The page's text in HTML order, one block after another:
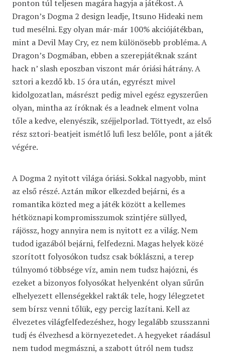
ponton túl teljesen magára hagyja a játékost. A
Dragon’s Dogma 2 design leadje, Itsuno Hideaki nem
tud mesélni. Egy olyan már-már 100% akciójátékban,
mint a Devil May Cry, ez nem különösebb probléma. A
Dragon’s Dogmában, ebben a szerepjátéknak szánt
hack n’ slash eposzban viszont már óriási hátrány. A
sztori a kezdő kb. 15 óra után, egyrészt mivel
kidolgozatlan, másrészt pedig mivel egész egyszerűen
olyan, mintha az íróknak és a leadnek elment volna
tőle a kedve, elenyészik, széjjelporlad. Töttyedt, az első
rész sztori-beatjeit ismétlő lufi lesz belőle, pont a játék
végére.
A Dogma 2 nyitott világa óriási. Sokkal nagyobb, mint
az első részé. Aztán mikor elkezded bejárni, és a
romantika közted meg a játék között a kellemes
hétköznapi kompromisszumok szintjére süllyed,
rájössz, hogy annyira nem is nyitott ez a világ. Nem
tudod igazából bejárni, felfedezni. Magas helyek közé
szorított folyosókon tudsz csak bóklászni, a terep
túlnyomó többsége víz, amin nem tudsz hajózni, és
ezeket a bizonyos folyosókat helyenként olyan sűrűn
elhelyezett ellenségekkel rakták tele, hogy lélegzetet
sem bírsz venni tőlük, egy percig lazítani. Kell az
élvezetes világfelfedezéshez, hogy legalább szusszanni
tudj és élvezhesd a környezetedet. A hegyeket ráadásul
nem tudod megmászni, a szabott útról nem tudsz